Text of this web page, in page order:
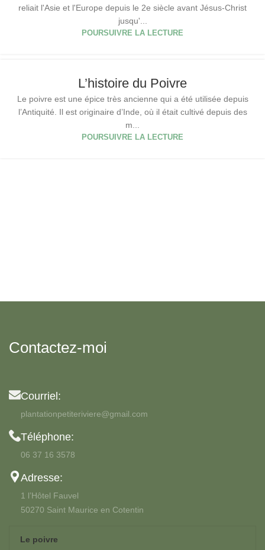
reliait l'Asie et l'Europe depuis le 2e siècle avant Jésus-Christ
jusqu'...
POURSUIVRE LA LECTURE
L’histoire du Poivre
Le poivre est une épice très ancienne qui a été utilisée depuis
l’Antiquité. Il est originaire d’Inde, où il était cultivé depuis des
m...
POURSUIVRE LA LECTURE
Contactez-moi
Courriel:
plantationpetiteriviere@gmail.com
Téléphone:
06 37 16 3578
Adresse:
1 l’Hôtel Fauvel
50270 Saint Maurice en Cotentin
Le poivre